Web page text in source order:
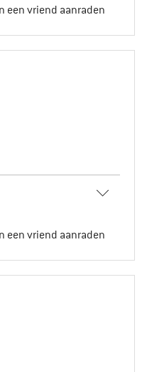
een vriend aanraden
een vriend aanraden